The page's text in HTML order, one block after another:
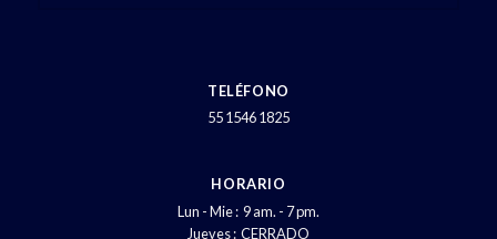
TELÉFONO
55 1546 1825
HORARIO
Lun - Mie : 9 am. - 7 pm.
Jueves : CERRADO